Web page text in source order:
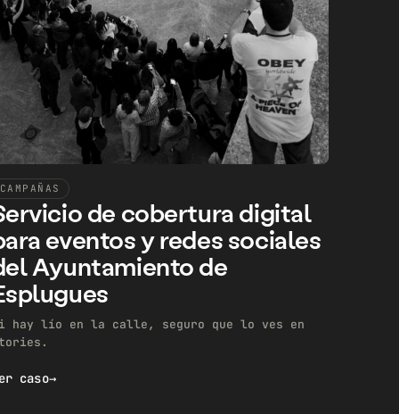
CAMPAÑAS
de cobertura digital
eventos y redes sociales
Ayuntamiento de
hay lío en la calle, seguro que lo ves en
caso→